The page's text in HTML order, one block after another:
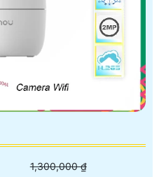
1,300,000 ₫